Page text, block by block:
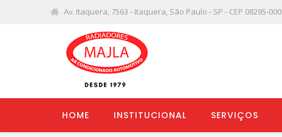
Av. Itaquera, 7563 - Itaquera, São Paulo - SP - CEP 08295-000
HOME INSTITUCIONAL SERVIÇOS